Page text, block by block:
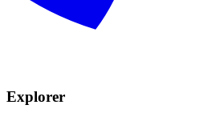
Explorer